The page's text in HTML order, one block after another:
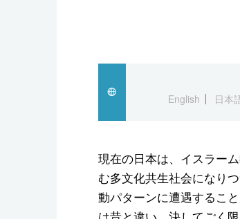
English
日本
現在の日本は、イスラー
む多文化共生社会になり
動パターンに遭遇するこ